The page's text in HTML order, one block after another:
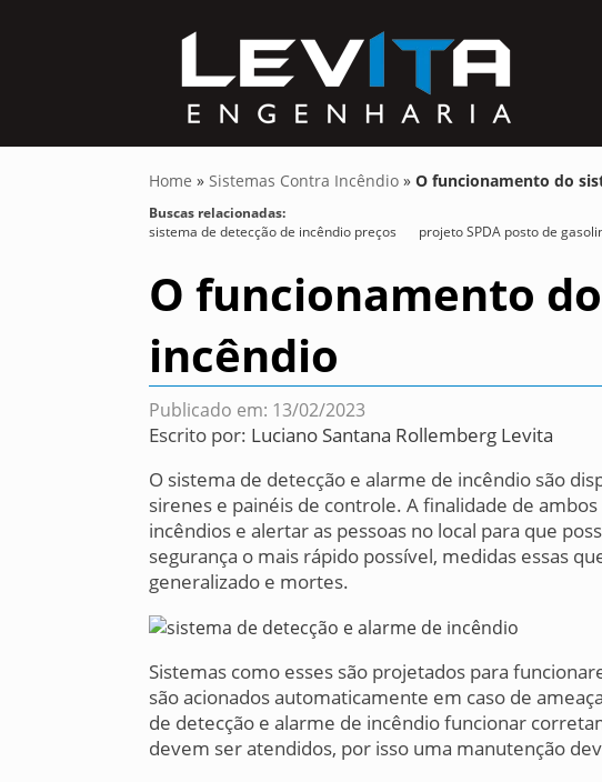
Home »Sistemas Contra Incêndio »O funcionamento do
Buscas relacionadas:
sistema de detecção de incêndio preços
projeto SPDA posto de
O funcionamento
incêndio
Publicado em: 13/02/2023
Escrito por: Luciano Santana Rollemberg Levita
O sistema de detecção e alarme de incêndio são
sirenes e painéis de controle. A finalidade de
incêndios e alertar as pessoas no local para que
segurança o mais rápido possível, medidas essas
generalizado e mortes.
Sistemas como esses são projetados para
são acionados automaticamente em caso de
de detecção e alarme de incêndio funcionar
devem ser atendidos, por isso uma manutenção